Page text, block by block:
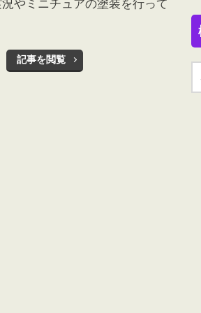
やミニチュアの塗装を行って
記事を閲覧